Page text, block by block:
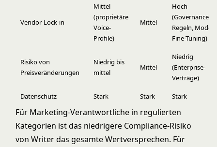
Vendor-Lock-in
Mittel
(proprietäre
Voice-
Profile)
Mittel
Hoch
(Governance-
Regeln, Model-
Fine-Tuning)
Risiko von
Preisveränderungen
Niedrig bis
mittel
Mittel
Niedrig
(Enterprise-
Verträge)
Datenschutz Stark Stark Stark
Für Marketing-Verantwortliche in regulierten
Kategorien ist das niedrigere Compliance-Risiko
von Writer das gesamte Wertversprechen. Für